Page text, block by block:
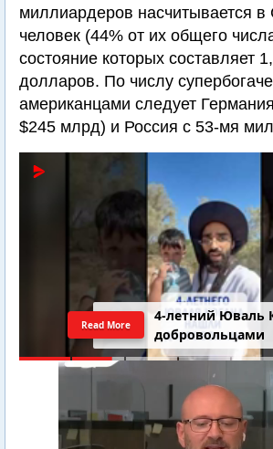
миллиардеров насчитывается
человек (44% от их общего
состояние которых составляет
долларов. По числу
американцами следует
$245 млрд) и Россия c 53-мя
4-летний Юваль
добровольцами
Read More